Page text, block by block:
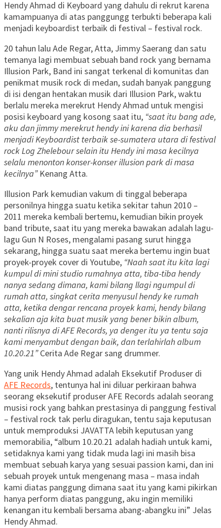
Hendy Ahmad di Keyboard yang dahulu di rekrut karena
kamampuanya di atas panggungg terbukti beberapa kali
menjadi keyboardist terbaik di festival – festival rock.
20 tahun lalu Ade Regar, Atta, Jimmy Saerang dan satu
temanya lagi membuat sebuah band rock yang bernama
Illusion Park, Band ini sangat terkenal di komunitas dan
penikmat musik rock di medan, sudah banyak panggung
di isi dengan hentakan musik dari Illusion Park, waktu
berlalu mereka merekrut Hendy Ahmad untuk mengisi
posisi keyboard yang kosong saat itu, “saat itu bang ade,
aku dan jimmy merekrut hendy ini karena dia berhasil
menjadi Keyboardist terbaik se-sumatera utara di festival
rock Log Zhelebour selain itu Hendy ini masa kecilnya
selalu menonton konser-konser illusion park di masa
kecilnya”Kenang Atta.
Illusion Park kemudian vakum di tinggal beberapa
personilnya hingga suatu ketika sekitar tahun 2010 –
2011 mereka kembali bertemu, kemudian bikin proyek
band tribute, saat itu yang mereka bawakan adalah lagu-
lagu Gun N Roses, mengalami pasang surut hingga
sekarang, hingga suatu saat mereka bertemu ingin buat
proyek-proyek cover di Youtube, “Naah saat itu kita lagi
kumpul di mini studio rumahnya atta, tiba-tiba hendy
nanya sedang dimana, kami bilang llagi ngumpul di
rumah atta, singkat cerita menyusul hendy ke rumah
atta, ketika dengar rencana proyek kami, hendy bilang
sekalian aja kita buat musik yang bener bikin album,
nanti rilisnya di AFE Records, ya denger itu ya tentu saja
kami menyambut dengan baik, dan terlahirlah album
10.20.21”Cerita Ade Regar sang drummer.
Yang unik Hendy Ahmad adalah Eksekutif Produser di
AFE Records, tentunya hal ini diluar perkiraan bahwa
seorang eksekutif produser AFE Records adalah seorang
musisi rock yang bahkan prestasinya di panggung festival
– festival rock tak perlu diragukan, tentu saja keputusan
untuk memproduksi JAVATTA lebih keputusan yang
memorabilia, “album 10.20.21 adalah hadiah untuk kami,
setidaknya kami yang tidak muda lagi ini masih bisa
membuat sebuah karya yang sesuai passion kami, dan ini
sebuah proyek untuk mengenang masa – masa indah
kami diatas panggung dimana saat itu yang kami pikirkan
hanya perform diatas panggung, aku ingin memiliki
kenangan itu kembali bersama abang-abangku ini” Jelas
Hendy Ahmad.